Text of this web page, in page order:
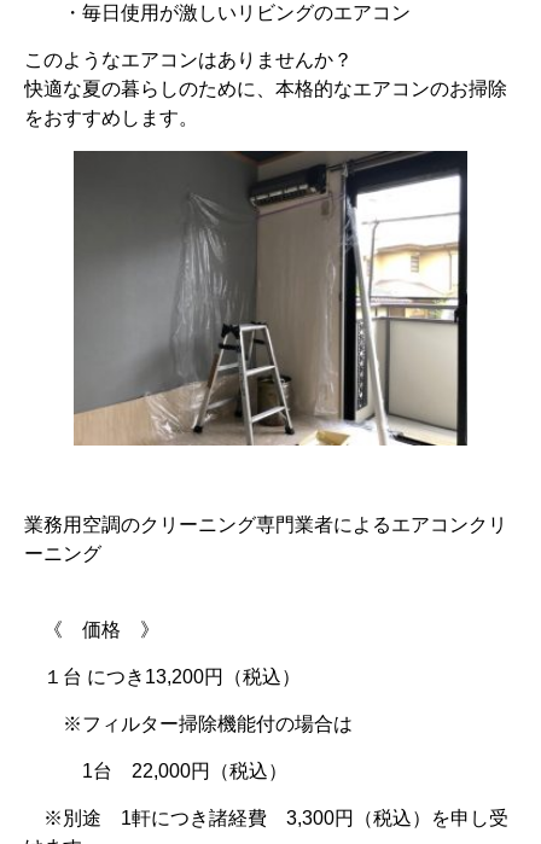
・毎日使用が激しいリビングのエアコン
このようなエアコンはありませんか？
快適な夏の暮らしのために、本格的なエアコンのお掃除
をおすすめします。
業務用空調のクリーニング専門業者によるエアコンクリ
ーニング
《 価格 》
１台 につき13,200円（税込）
※フィルター掃除機能付の場合は
1台 22,000円（税込）
※別途 1軒につき諸経費 3,300円（税込）を申し受